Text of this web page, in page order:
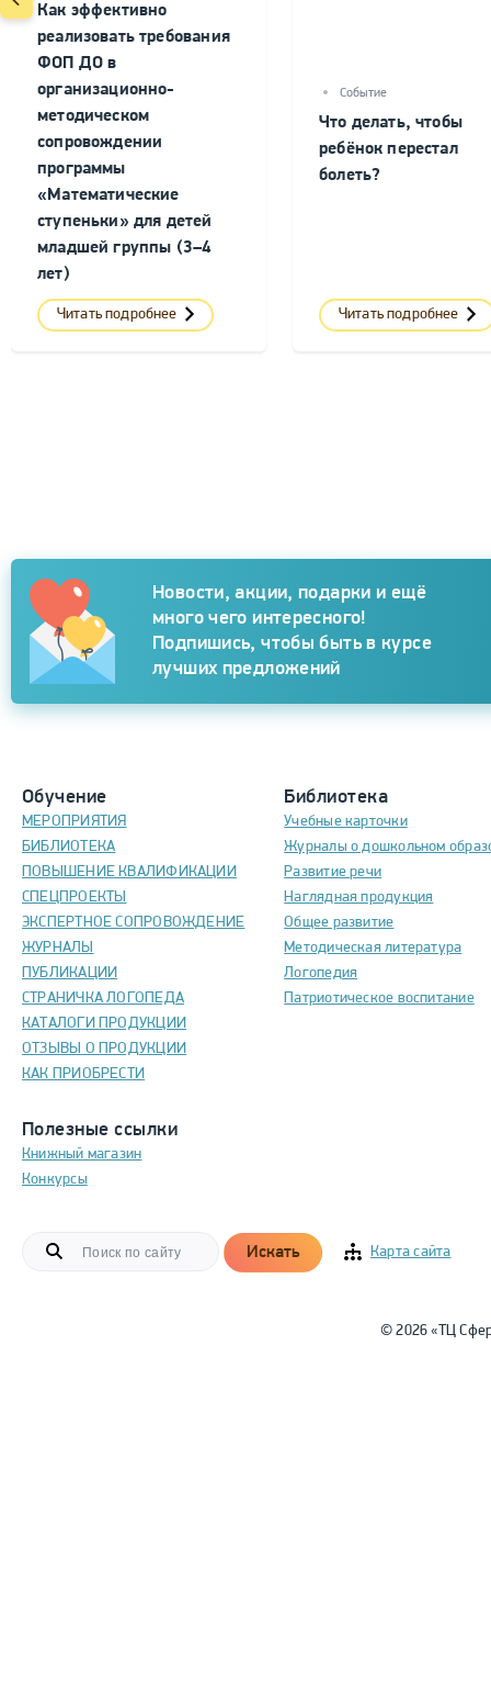
Как эффективно
реализовать требования
ФОП ДО в
организационно-
методическом
сопровождении
программы
«Математические
ступеньки» для детей
младшей группы (3–4
лет)
Читать подробнее
Событие
Что делать, чтобы
ребёнок перестал
болеть?
Читать подробнее
Новости, акции, подарки и ещё
много чего интересного!
Подпишись, чтобы быть в курсе
лучших предложений
Обучение
МЕРОПРИЯТИЯ
БИБЛИОТЕКА
ПОВЫШЕНИЕ КВАЛИФИКАЦИИ
СПЕЦПРОЕКТЫ
ЭКСПЕРТНОЕ СОПРОВОЖДЕНИЕ
ЖУРНАЛЫ
ПУБЛИКАЦИИ
СТРАНИЧКА ЛОГОПЕДА
КАТАЛОГИ ПРОДУКЦИИ
ОТЗЫВЫ О ПРОДУКЦИИ
КАК ПРИОБРЕСТИ
Полезные ссылки
Книжный магазин
Конкурсы
Библиотека
Учебные карточки
Журналы о дошкольном
Развитие речи
Наглядная продукция
Общее развитие
Методическая литература
Логопедия
Патриотическое воспитание
Искать Карта сайта
© 2026 «ТЦ